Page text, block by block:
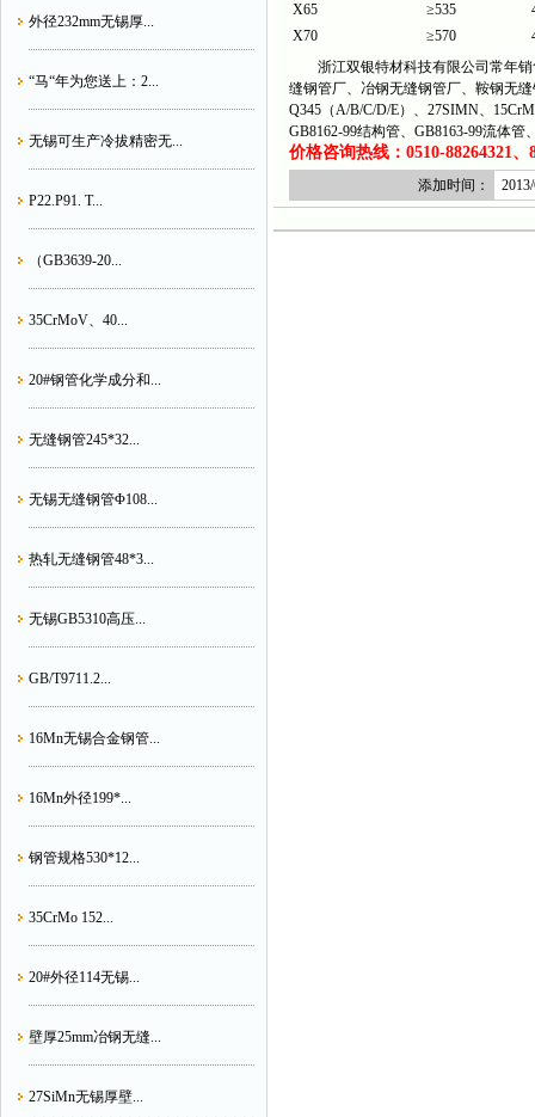
外径232mm无锡厚...
“马“年为您送上：2...
无锡可生产冷拔精密无...
P22.P91. T...
（GB3639-20...
35CrMoV、40...
20#钢管化学成分和...
无缝钢管245*32...
无锡无缝钢管Φ108...
热轧无缝钢管48*3...
无锡GB5310高压...
GB/T9711.2...
16Mn无锡合金钢管...
16Mn外径199*...
钢管规格530*12...
35CrMo 152...
20#外径114无锡...
壁厚25mm冶钢无缝...
27SiMn无锡厚壁...
X65
≥535
X70
≥570
浙江双银特材科技有限公司常年销
缝钢管厂、冶钢无缝钢管厂、鞍钢无
Q345（A/B/C/D/E）、27SIMN、
GB8162-99结构管、GB8163-99流体
价格咨询热线：0510-88264321、
添加时间：